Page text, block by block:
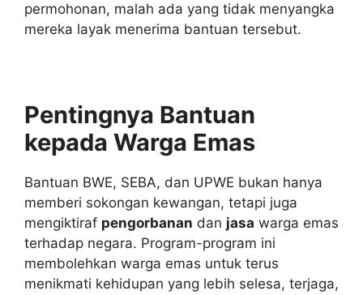
permohonan, malah ada yang tidak menyangka
mereka layak menerima bantuan tersebut.
Pentingnya Bantuan
kepada Warga Emas
Bantuan BWE, SEBA, dan UPWE bukan hanya
memberi sokongan kewangan, tetapi juga
mengiktiraf pengorbanan dan jasa warga emas
terhadap negara. Program-program ini
membolehkan warga emas untuk terus
menikmati kehidupan yang lebih selesa, terjaga,